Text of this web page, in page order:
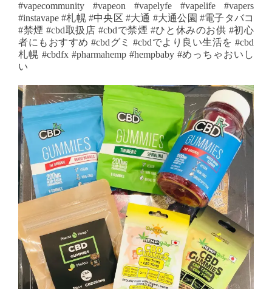
#vapecommunity #vapeon #vapelyfe #vapelife #vapers
#instavape #札幌 #中央区 #大通 #大通公園 #電子タバコ
#禁煙 #cbd取扱店 #cbdで禁煙 #ひと休みのお供 #初心
者にもおすすめ #cbdグミ #cbdでより良い生活を #cbd
札幌 #cbdfx #pharmahemp #hempbaby #めっちゃおいし
い